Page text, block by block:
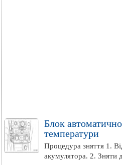
Блок
температури
Процедура зняття 1.
акумулятора. 2. Зняти